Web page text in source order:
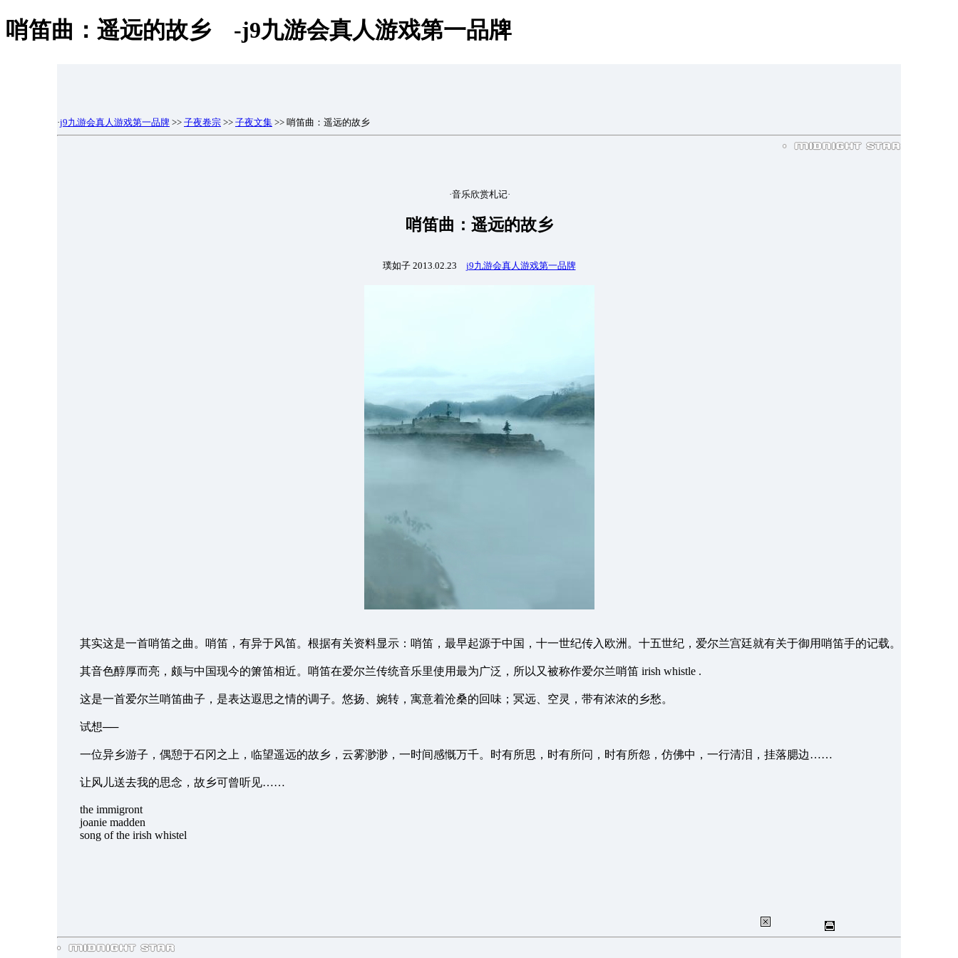
哨笛曲：遥远的故乡 -j9九游会真人游戏第一品牌
·j9九游会真人游戏第一品牌 >> 子夜卷宗 >> 子夜文集 >> 哨笛曲：遥远的故乡
·音乐欣赏札记·
哨笛曲：遥远的故乡
璞如子 2013.02.23 j9九游会真人游戏第一品牌
其实这是一首哨笛之曲。哨笛，有异于风笛。根据有关资料显示：哨笛，最早起源于中国，十一世纪传入欧洲。十五世纪，爱尔兰宫廷就有关于御用哨笛手的记载。
其音色醇厚而亮，颇与中国现今的箫笛相近。哨笛在爱尔兰传统音乐里使用最为广泛，所以又被称作爱尔兰哨笛 irish whistle .
这是一首爱尔兰哨笛曲子，是表达遐思之情的调子。悠扬、婉转，寓意着沧桑的回味；冥远、空灵，带有浓浓的乡愁。
试想──
一位异乡游子，偶憩于石冈之上，临望遥远的故乡，云雾渺渺，一时间感慨万千。时有所思，时有所问，时有所怨，仿佛中，一行清泪，挂落腮边……
让风儿送去我的思念，故乡可曾听见……
the immigront
joanie madden
song of the irish whistel